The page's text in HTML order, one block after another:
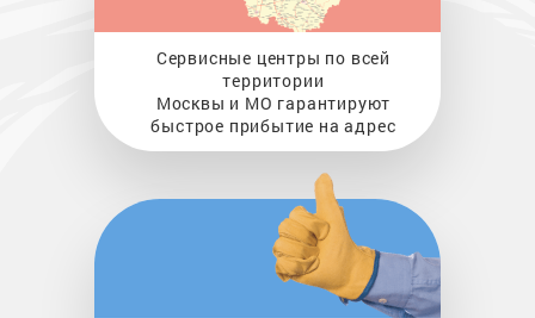
Сервисные центры по всей
территории
Москвы и МО гарантируют
быстрое прибытие на адрес